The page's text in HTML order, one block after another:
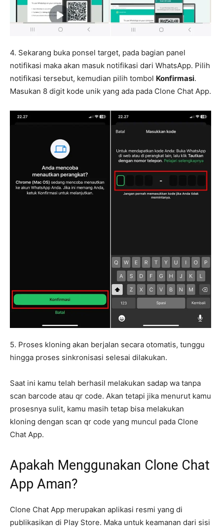
4. Sekarang buka ponsel target, pada bagian panel
notifikasi maka akan masuk notifikasi dari WhatsApp. Pilih
notifikasi tersebut, kemudian pilih tombol Konfirmasi.
Masukan 8 digit kode unik yang ada pada Clone Chat App.
5. Proses kloning akan berjalan secara otomatis, tunggu
hingga proses sinkronisasi selesai dilakukan.
Saat ini kamu telah berhasil melakukan sadap wa tanpa
scan barcode atau qr code. Akan tetapi jika menurut kamu
prosesnya sulit, kamu masih tetap bisa melakukan
kloning dengan scan qr code yang muncul pada Clone
Chat App.
Apakah Menggunakan Clone Chat
App Aman?
Clone Chat App merupakan aplikasi resmi yang di
publikasikan di Play Store. Maka untuk keamanan dari sisi